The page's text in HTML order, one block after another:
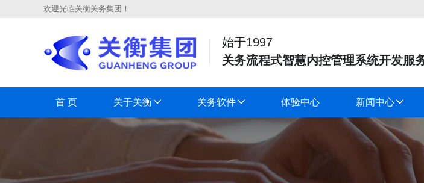
欢迎光临关衡关务集团！
始于1997
关务流程式智慧内控管理系统开发服
首 页 关于关衡 关务软件 体验中心 新闻中心